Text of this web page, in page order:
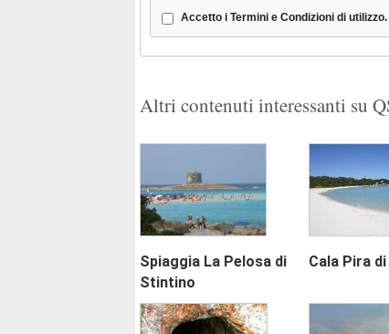
Accetto i Termini e Condizioni di utilizzo.
Altri contenuti interessanti su
Spiaggia La Pelosa di
Stintino
Cala Pira